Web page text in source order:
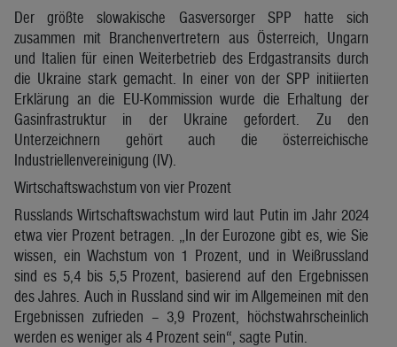
Der größte slowakische Gasversorger SPP hatte sich
zusammen mit Branchenvertretern aus Österreich, Ungarn
und Italien für einen Weiterbetrieb des Erdgastransits durch
die Ukraine stark gemacht. In einer von der SPP initiierten
Erklärung an die EU-Kommission wurde die Erhaltung der
Gasinfrastruktur in der Ukraine gefordert. Zu den
Unterzeichnern gehört auch die österreichische
Industriellenvereinigung (IV).
Wirtschaftswachstum von vier Prozent
Russlands Wirtschaftswachstum wird laut Putin im Jahr 2024
etwa vier Prozent betragen. „In der Eurozone gibt es, wie Sie
wissen, ein Wachstum von 1 Prozent, und in Weißrussland
sind es 5,4 bis 5,5 Prozent, basierend auf den Ergebnissen
des Jahres. Auch in Russland sind wir im Allgemeinen mit den
Ergebnissen zufrieden – 3,9 Prozent, höchstwahrscheinlich
werden es weniger als 4 Prozent sein“, sagte Putin.